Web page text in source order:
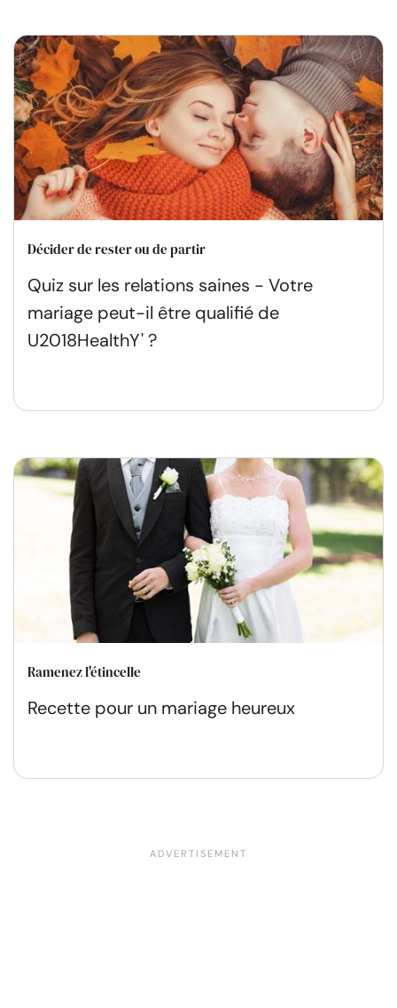
Décider de rester ou de partir
Quiz sur les relations saines - Votre
mariage peut-il être qualifié de
U2018HealthY' ?
Ramenez l'étincelle
Recette pour un mariage heureux